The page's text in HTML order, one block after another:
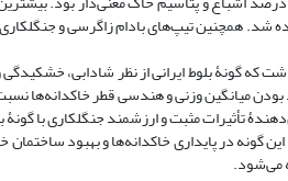
شد. همچنین تیپ‌های بادام زاگرسی و
که گونۀ بلوط ایرانی از نظر شادابی،
میانگین وزنی و هندسی قطر خاکدانه‌ها
تأثیرات مثبت و ارزشمند جنگلکاری با
گونه در پایداری خاکدانه‌ها و بهبود
می‌شود.